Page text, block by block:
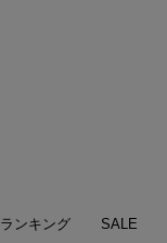
ランキング SALE